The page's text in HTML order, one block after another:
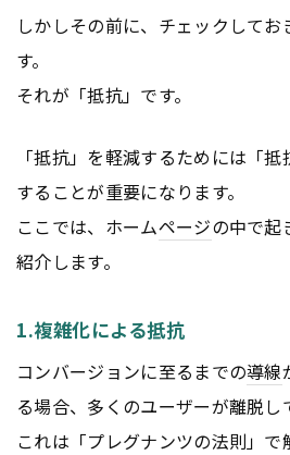
しかしその前に、チェックしてお
す。
それが「抵抗」です。
「抵抗」を軽減するためには「
することが重要になります。
ここでは、ホームページの中で起
紹介します。
1.複雑化による抵抗
コンバージョンに至るまでの導線
る場合、多くのユーザーが離脱し
これは「プレグナンツの法則」